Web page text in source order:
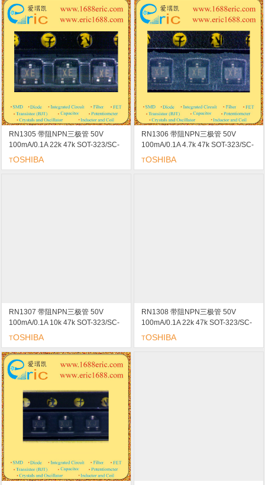
RN1305 带阻NPN三极管 50V
100mA/0.1A 22k 47k SOT-323/SC-
70/USM marking/标记 XE 开关 逆变
TOSHIBA
RN1306 带阻NPN三极管 50V
100mA/0.1A 4.7k 47k SOT-323/SC-
70/USM marking/标记 XF 开关 逆变
TOSHIBA
RN1307 带阻NPN三极管 50V
100mA/0.1A 10k 47k SOT-323/SC-
70/USM marking/标记 XH 开关 逆变
TOSHIBA
RN1308 带阻NPN三极管 50V
100mA/0.1A 22k 47k SOT-323/SC-
70/USM marking/标记 XI 开关 逆变
TOSHIBA